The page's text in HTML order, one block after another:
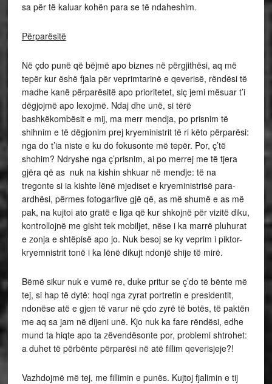
sa për të kaluar kohën para se të ndaheshim.
Përparësitë
Në çdo punë që bëjmë apo biznes në përgjithësi, aq më
tepër kur ëshë fjala për veprimtarinë e qeverisë, rëndësi të
madhe kanë përparësitë apo prioritetet, siç jemi mësuar t’i
dëgjojmë apo lexojmë. Ndaj dhe unë, si tërë
bashkëkombësit e mij, ma merr mendja, po prisnim të
shihnim e të dëgjonim prej kryeministrit të ri këto përparësi:
nga do t’ia niste e ku do fokusonte më tepër. Por, ç’të
shohim? Ndryshe nga ç’prisnim, ai po merrej me të tjera
gjëra që as nuk na kishin shkuar në mendje: të na
tregonte si ia kishte lënë mjediset e kryeministrisë para-
ardhësi, përmes fotogarfive gjë që, as më shumë e as më
pak, na kujtoi ato gratë e liga që kur shkojnë për vizitë diku,
kontrollojnë me gisht tek mobiljet, nëse i ka marrë pluhurat
e zonja e shtëpisë apo jo. Nuk besoj se ky veprim i piktor-
kryemnistrit tonë i ka lënë dikujt ndonjë shije të mirë.
Bëmë sikur nuk e vumë re, duke pritur se ç’do të bënte më
tej, si hap të dytë: hoqi nga zyrat portretin e presidentit,
ndonëse atë e gjen të varur në çdo zyrë të botës, të paktën
me aq sa jam në dijeni unë. Kjo nuk ka fare rëndësi, edhe
mund ta hiqte apo ta zëvendësonte por, problemi shtrohet:
a duhet të përbënte përparësi në atë fillim qeverisjeje?!
Vazhdojmë më tej, me fillimin e punës. Kujtoj fjalimin e tij